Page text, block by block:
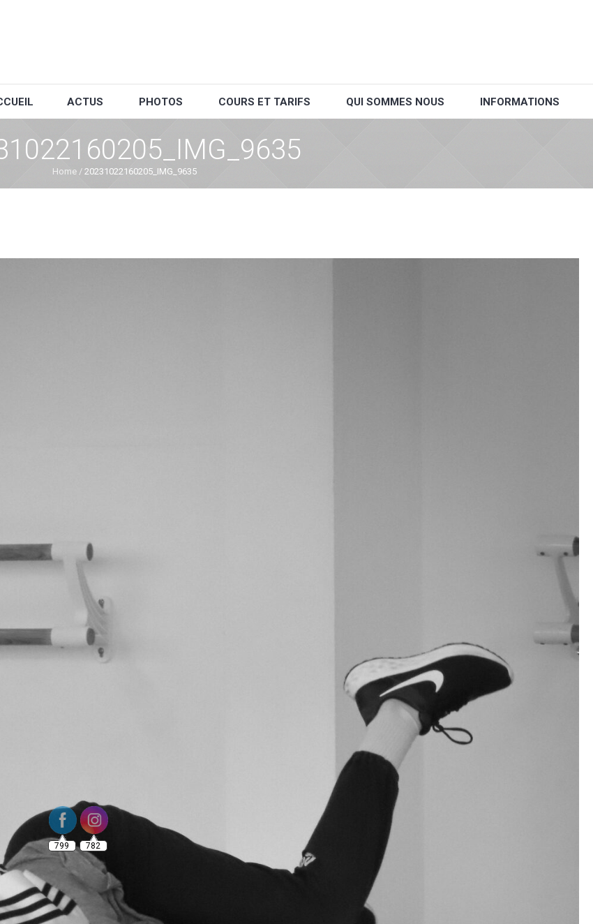
ACTUS PHOTOS COURS ET TARIFS QUI SOMMES NOUS INFORMATIONS
Home / 20231022160205_IMG_9635